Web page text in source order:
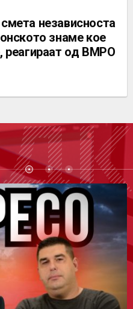
независноста
знаме кое
реагираат од ВМРО